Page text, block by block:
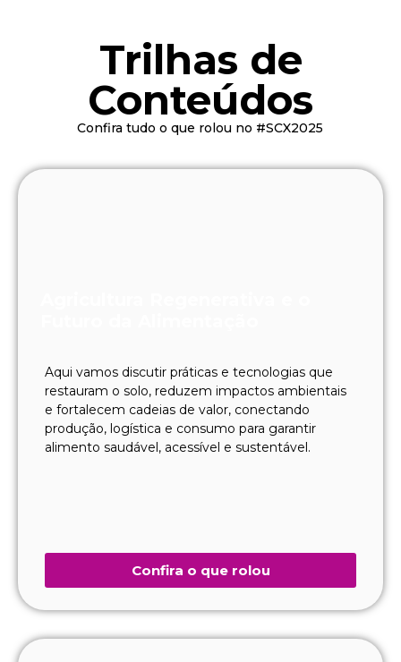
Trilhas de
Conteúdos
Confira tudo o que rolou no #SCX2025
Aqui vamos discutir práticas e tecnologias que
restauram o solo, reduzem impactos ambientais
e fortalecem cadeias de valor, conectando
produção, logística e consumo para garantir
alimento saudável, acessível e sustentável.
Confira o que rolou